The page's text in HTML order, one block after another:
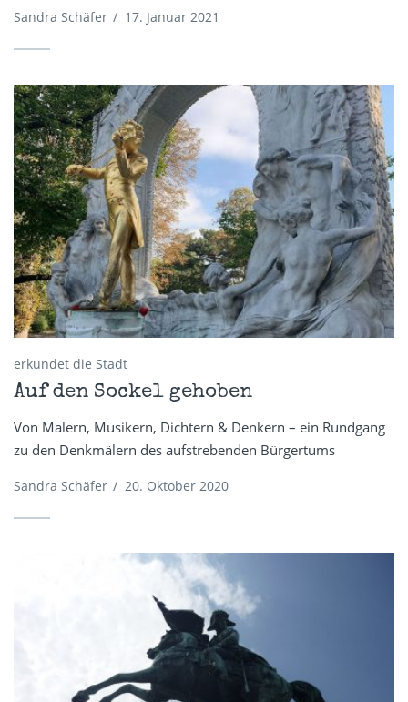
Sandra Schäfer / 17. Januar 2021
erkundet die Stadt
Auf den Sockel gehoben
Von Malern, Musikern, Dichtern & Denkern – ein Rundgang
zu den Denkmälern des aufstrebenden Bürgertums
Sandra Schäfer / 20. Oktober 2020